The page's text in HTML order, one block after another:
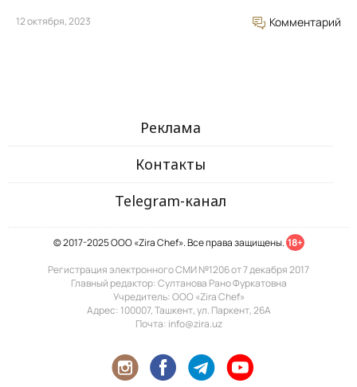
12 октября, 2023 Комментарий
Реклама
Контакты
Telegram-канал
© 2017-2025 ООО «Zira Chef». Все права защищены. 18+
Регистрация электронного СМИ №1206 от 7 декабря 2017
Главный редактор: Султанова Рано Фуркатовна
Учредитель: ООО «Zira Chef»
Адрес: 100007, Ташкент, ул. Паркент, 26А
Почта: info@zira.uz